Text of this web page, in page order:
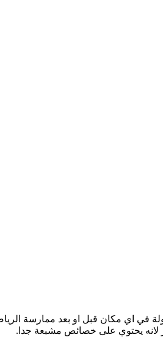
في اي مكان قبل او بعد ممارسة
لانه يحتوي على خصائص مشبعة جدا.